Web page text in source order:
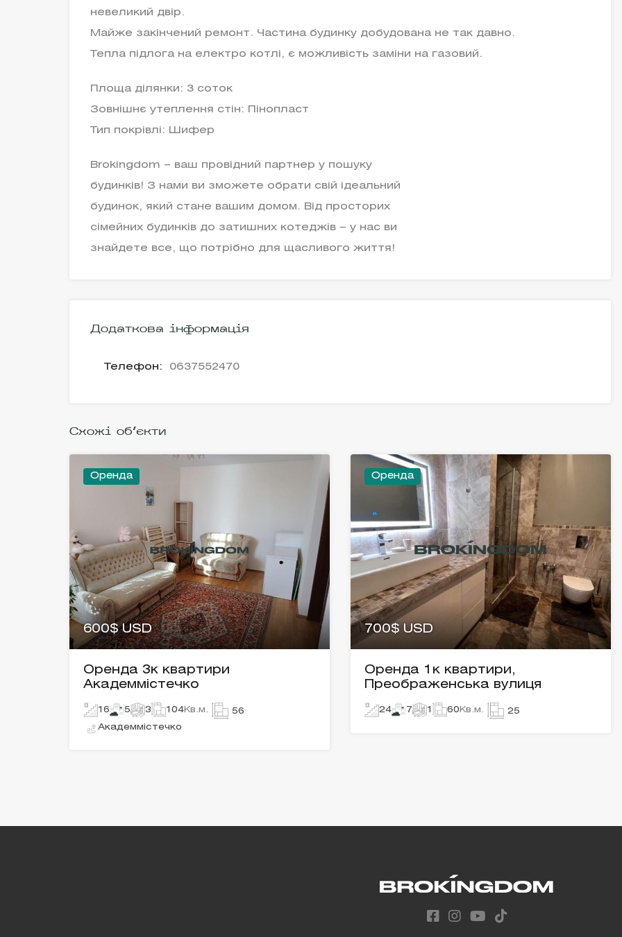
невеликий двір.
Майже закінчений ремонт. Частина будинку добудована не так давно.
Тепла підлога на електро котлі, є можливість заміни на газовий.
Площа ділянки: 3 соток
Зовнішнє утеплення стін: Пінопласт
Тип покрівлі: Шифер
Brokingdom – ваш провідний партнер у пошуку
будинків! З нами ви зможете обрати свій ідеальний
будинок, який стане вашим домом. Від просторих
сімейних будинків до затишних котеджів – у нас ви
знайдете все, що потрібно для щасливого життя!
Додаткова інформація
Телефон: 0637552470
Схожі об'єкти
Оренда
600$ USD
Оренда 3к квартири
Академмістечко
16 5 3 104Кв.м. 56
Академмістечко
Оренда
700$ USD
Оренда 1к квартири,
Преображенська вулиця
24 7 1 60 Кв.м. 25